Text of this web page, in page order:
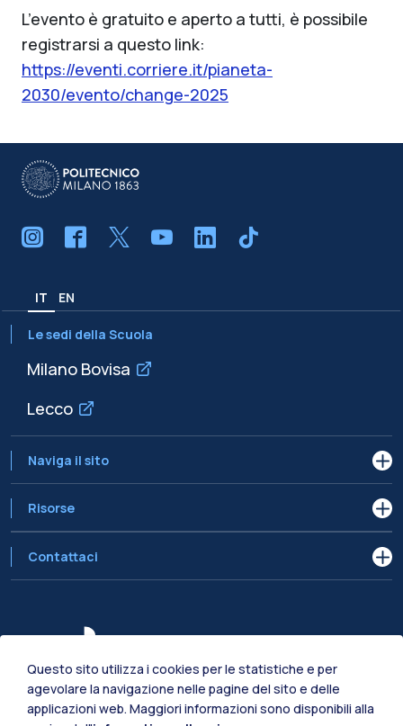
L’evento è gratuito e aperto a tutti, è possibile
registrarsi a questo link:
https://eventi.corriere.it/pianeta-
2030/evento/change-2025
IT EN
Le sedi della Scuola
Milano Bovisa
Lecco
Naviga il sito
Risorse
Contattaci
Questo sito utilizza i cookies per le statistiche e per
agevolare la navigazione nelle pagine del sito e delle
applicazioni web. Maggiori informazioni sono disponibili alla